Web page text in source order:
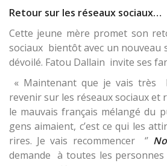
Retour sur les réseaux sociaux…
Cette jeune mère promet son
sociaux bientôt avec un nouveau
dévoilé. Fatou Dallain invite ses
« Maintenant que je vais très
revenir sur les réseaux sociaux et
le mauvais français mélangé du
gens aimaient, c’est ce qui les
rires. Je vais recommencer ‘’
demande à toutes les